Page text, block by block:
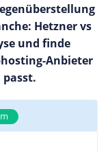
Hetzner vs
und finde
Anbieter